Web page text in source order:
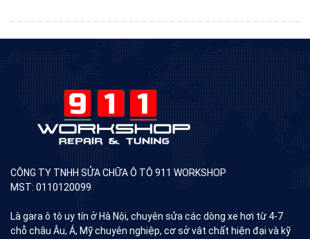
CÔNG TY TNHH SỬA CHỮA Ô TÔ 911 WORKSHOP
MST: 0110120099
Là gara ô tô uy tín ở Hà Nội, chuyên sửa các dòng xe hơi từ 4-7
chỗ châu Âu, Á, Mỹ chuyên nghiệp, cơ sở vât chất hiện đại và kỹ